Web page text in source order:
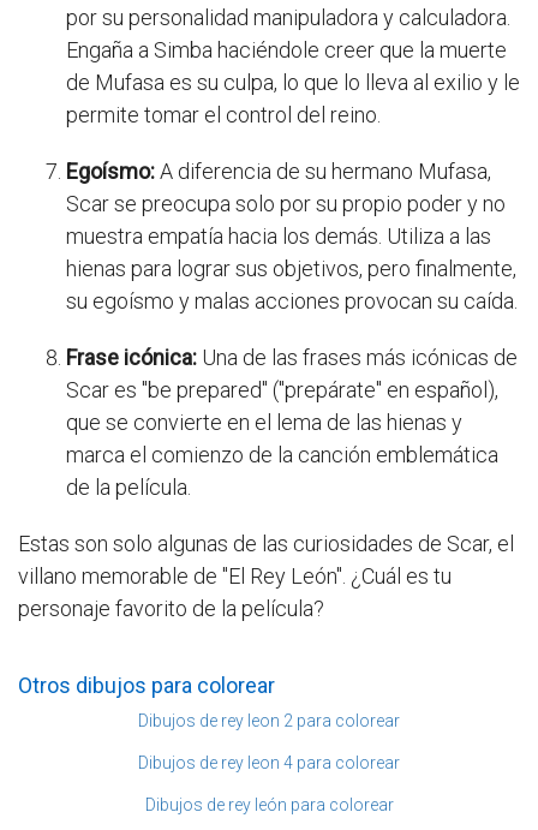
por su personalidad manipuladora y calculadora.
Engaña a Simba haciéndole creer que la muerte
de Mufasa es su culpa, lo que lo lleva al exilio y le
permite tomar el control del reino.
Egoísmo:A diferencia de su hermano Mufasa,
Scar se preocupa solo por su propio poder y no
muestra empatía hacia los demás. Utiliza a las
hienas para lograr sus objetivos, pero finalmente,
su egoísmo y malas acciones provocan su caída.
Frase icónica: Una de las frases más icónicas de
Scar es "be prepared" ("prepárate" en español),
que se convierte en el lema de las hienas y
marca el comienzo de la canción emblemática
de la película.
Estas son solo algunas de las curiosidades de Scar, el
villano memorable de "El Rey León". ¿Cuál es tu
personaje favorito de la película?
Otros dibujos para colorear
Dibujos de rey leon 2 para colorear
Dibujos de rey leon 4 para colorear
Dibujos de rey león para colorear